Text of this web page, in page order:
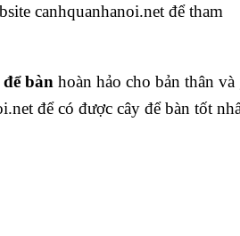
canhquanhanoi.net để tham
bàn hoàn hảo cho bản thân và
để có được cây để bàn tốt